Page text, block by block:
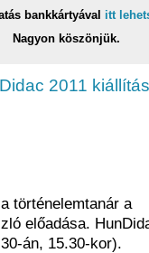
bankkártyával itt
Nagyon köszönjük.
2011
történelemtanár a
előadása.
án, 15.30-kor).